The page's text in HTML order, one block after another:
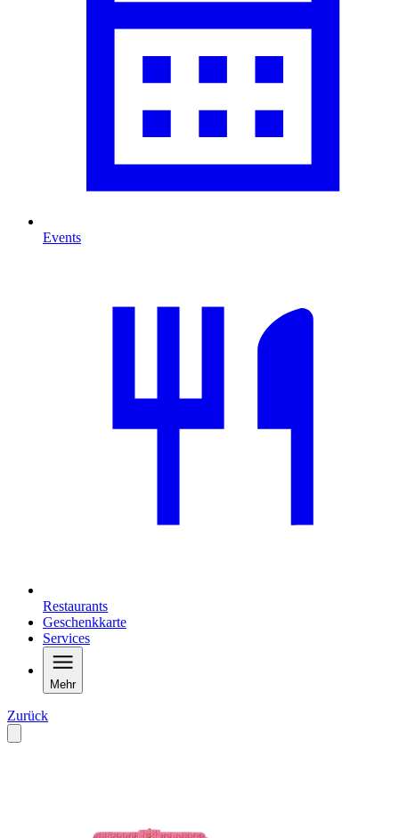
Events
Restaurants
Geschenkkarte
Services
Mehr
Zurück